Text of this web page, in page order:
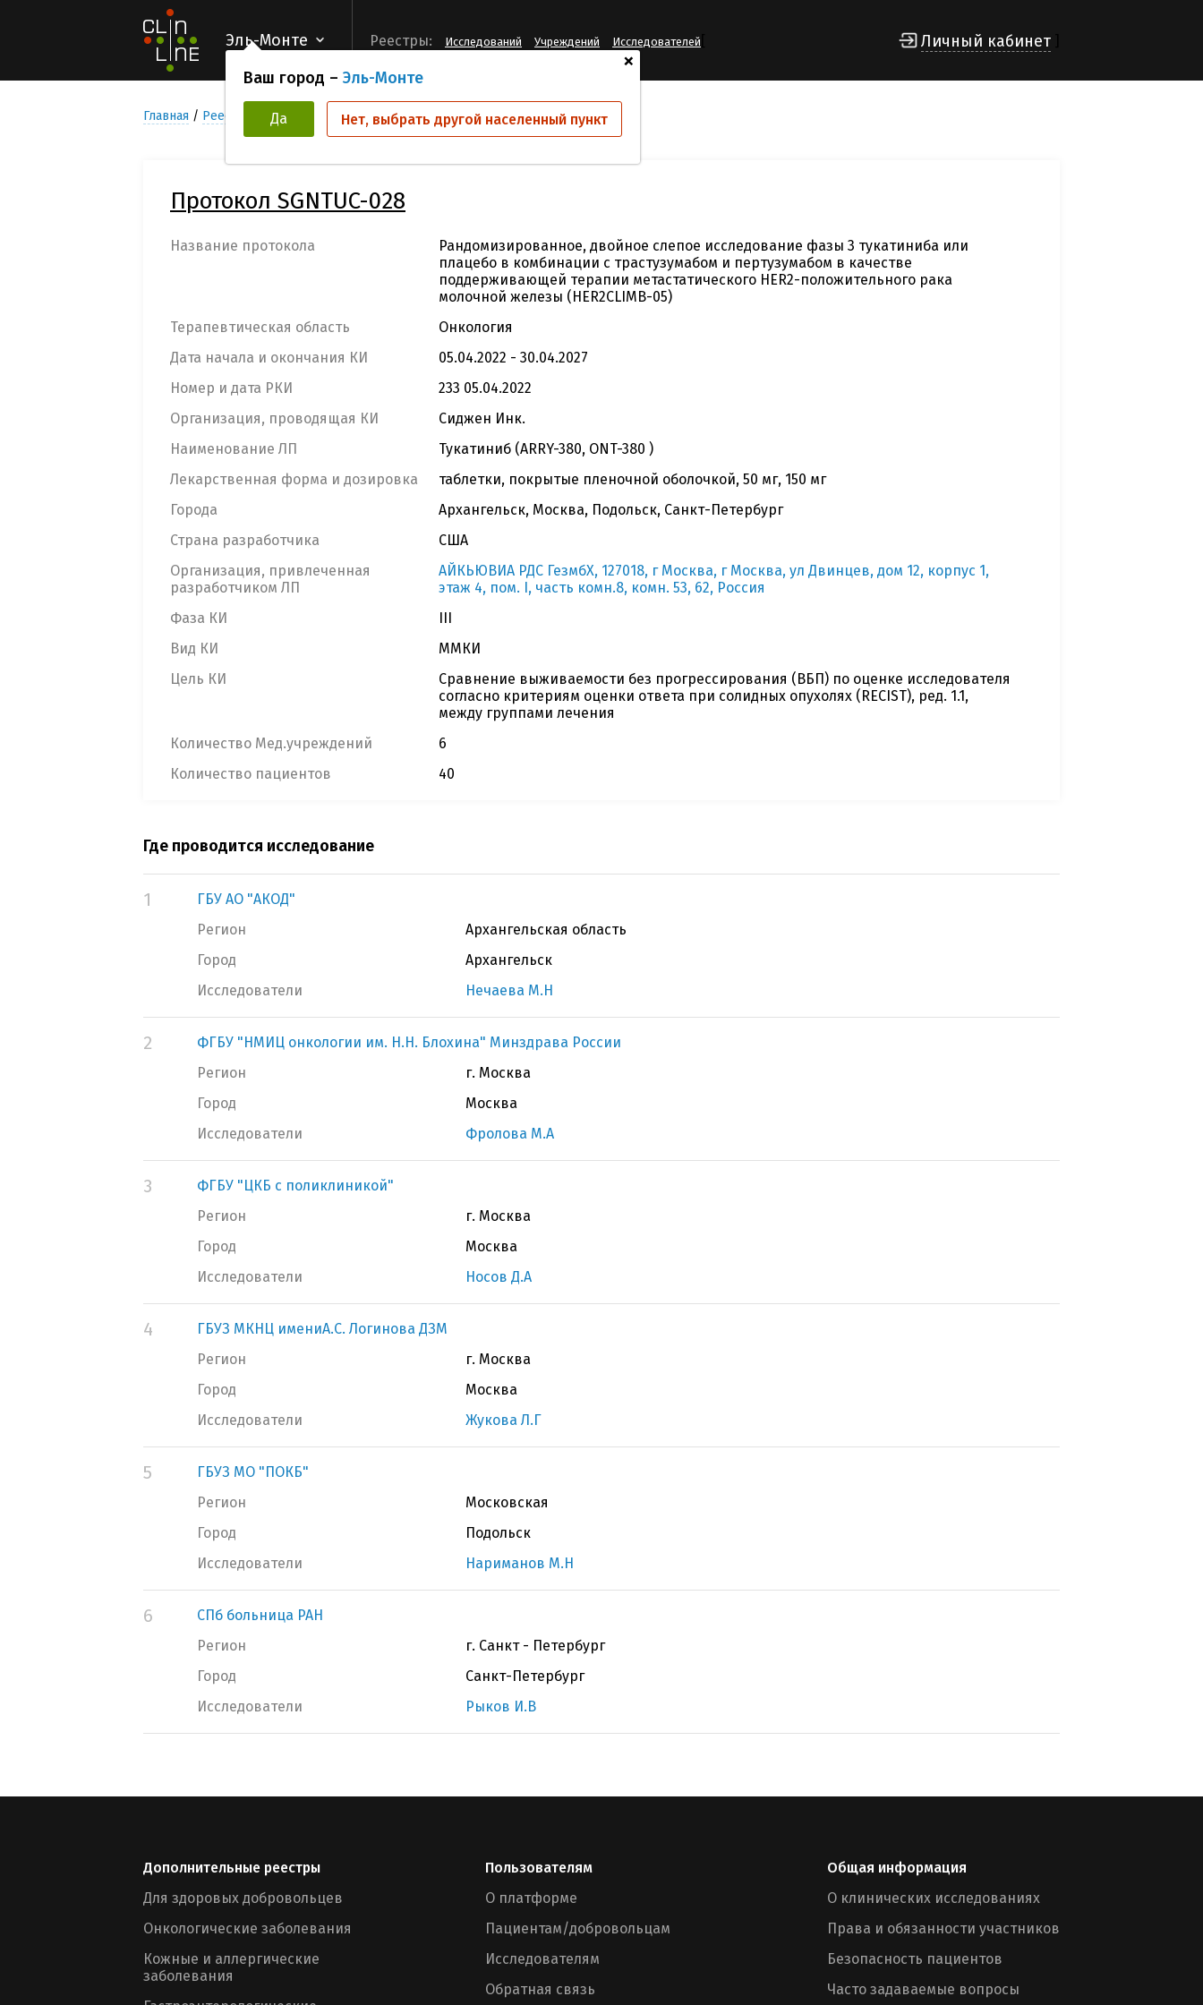
Эль-Монте
+
Ваш город – Эль-Монте
Да Нет, выбрать другой населенный пункт
Реестры: Исследований Учреждений Исследователей Личный кабинет
Главная Реестр Клинических исследований SGNTUC-028
Протокол SGNTUC-028
Название протокола
Рандомизированное, двойное слепое исследование фазы 3 тукатиниба или
плацебо в комбинации с трастузумабом и пертузумабом в качестве
поддерживающей терапии метастатического HER2-положительного рака
молочной железы (HER2CLIMB-05)
Терапевтическая область
Онкология
Дата начала и окончания КИ
05.04.2022 - 30.04.2027
Номер и дата РКИ
233 05.04.2022
Организация, проводящая КИ
Сиджен Инк.
Наименование ЛП
Тукатиниб (ARRY-380, ONT-380 )
Лекарственная форма и дозировка
таблетки, покрытые пленочной оболочкой, 50 мг, 150 мг
Города
Архангельск, Москва, Подольск, Санкт-Петербург
Страна разработчика
США
Организация, привлеченная
разработчиком ЛП
АЙКЬЮВИА РДС ГезмбХ, 127018, г Москва, г Москва, ул Двинцев, дом 12, корпус 1,
этаж 4, пом. I, часть комн.8, комн. 53, 62, Россия
Фаза КИ
III
Вид КИ
ММКИ
Цель КИ
Сравнение выживаемости без прогрессирования (ВБП) по оценке исследователя
согласно критериям оценки ответа при солидных опухолях (RECIST), ред. 1.1,
между группами лечения
Количество Мед.учреждений
6
Количество пациентов
40
Где проводится исследование
1
ГБУ АО "АКОД"
Регион
Архангельская область
Город
Архангельск
Исследователи
Нечаева М.Н
2
ФГБУ "НМИЦ онкологии им. Н.Н. Блохина" Минздрава России
Регион
г. Москва
Город
Москва
Исследователи
Фролова М.А
3
ФГБУ "ЦКБ с поликлиникой"
Регион
г. Москва
Город
Москва
Исследователи
Носов Д.А
4
ГБУЗ МКНЦ имениА.С. Логинова ДЗМ
Регион
г. Москва
Город
Москва
Исследователи
Жукова Л.Г
5
ГБУЗ МО "ПОКБ"
Регион
Московская
Город
Подольск
Исследователи
Нариманов М.Н
6
СПб больница РАН
Регион
г. Санкт - Петербург
Город
Санкт-Петербург
Исследователи
Рыков И.В
Дополнительные реестры
Для здоровых добровольцев
Онкологические заболевания
Кожные и аллергические
заболевания
Пользователям
О платформе
Пациентам/добровольцам
Исследователям
Обратная связь
Общая информация
О клинических исследованиях
Права и обязанности участников
Безопасность пациентов
Часто задаваемые вопросы